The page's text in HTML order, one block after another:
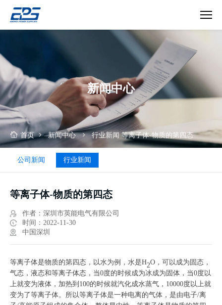
子
物
质
的
第
四
新闻中心
首页 新闻中心 行业新闻 等离子体-物质的第四态
公司新闻 行业新闻
等离子体-物质的第四态
作者：深圳市英能电气有限公司
时间：2022-11-30
中国深圳
等离子体是物质的第四态，以水为例，水是H2O，可以成为固态，
气态，液态和等离子体态，当0度的时候成为冰成为固体，当0度以
上就变为液体，加热到100的时候就汽化成水蒸气，10000度以上就
变为了等离子体。所以等离子体是一种电离的气体，是由电子/离